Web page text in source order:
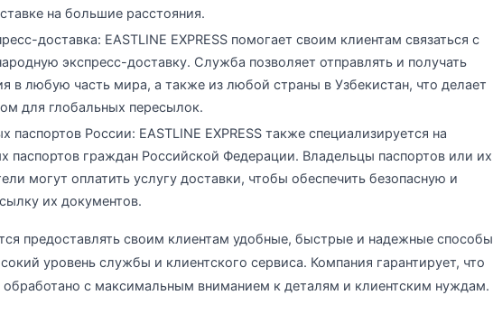
на большие расстояния.
доставка: EASTLINE EXPRESS помогает своим клиентам связаться с
экспресс-доставку. Служба позволяет отправлять и получать
в любую часть мира, а также из любой страны в Узбекистан, что делает
для глобальных пересылок.
паспортов России: EASTLINE EXPRESS также специализируется на
паспортов граждан Российской Федерации. Владельцы паспортов или их
могут оплатить услугу доставки, чтобы обеспечить безопасную и
их документов.
предоставлять своим клиентам удобные, быстрые и надежные способы
уровень службы и клиентского сервиса. Компания гарантирует, что
обработано с максимальным вниманием к деталям и клиентским нуждам.